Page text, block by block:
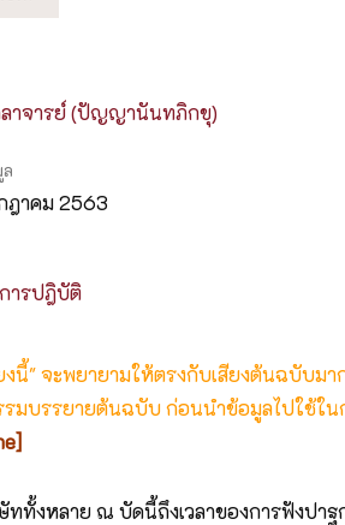
าจารย์ (ปัญญานันทภิกขุ)
ฎาคม 2563
ารปฎิบัติ
งนี้" จะพยายามให้ตรงกับเสียงต้นฉบับม
รมบรรยายต้นฉบับ ก่อนนำข้อมูลไปใช้ใน
งหลาย ณ บัดนี้ถึงเวลาของการฟังปาฐ